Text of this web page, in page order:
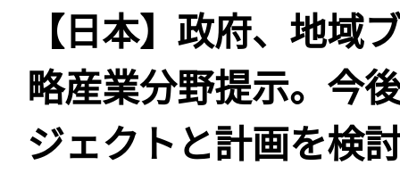
【日本】政府、地域
略産業分野提示。今
ジェクトと計画を検